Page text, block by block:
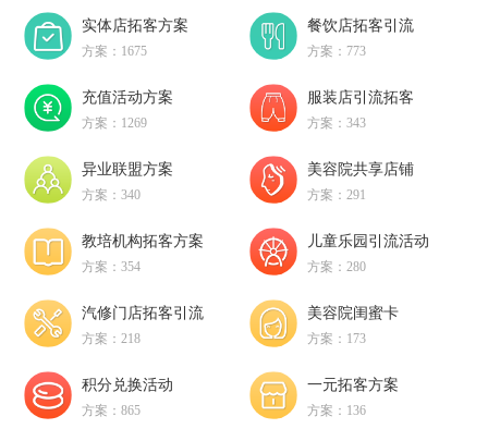
实体店拓客方案
方案：1675
餐饮店拓客引流
方案：773
充值活动方案
方案：1269
服装店引流拓客
方案：343
异业联盟方案
方案：340
美容院共享店铺
方案：291
教培机构拓客方案
方案：354
儿童乐园引流活动
方案：280
汽修门店拓客引流
方案：218
美容院闺蜜卡
方案：173
积分兑换活动
方案：865
一元拓客方案
方案：136